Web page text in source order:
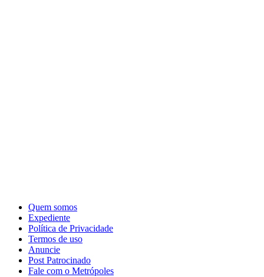
Quem somos
Expediente
Política de Privacidade
Termos de uso
Anuncie
Post Patrocinado
Fale com o Metrópoles